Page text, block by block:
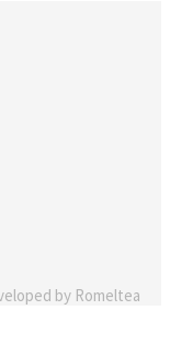
by Romeltea